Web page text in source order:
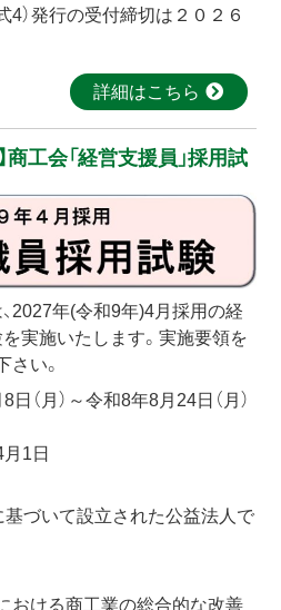
）発行の受付締切は２０２６
詳細はこちら
商工会「経営支援員」採用試
2027年(令和9年)4月採用の経
実施いたします。実施要領を
さい。
（月）～令和8年8月24日（月）
1日
基づいて設立された公益法人で
おける商工業の総合的な改善